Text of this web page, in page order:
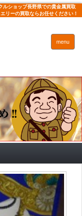
ルショップ長野県での貴金属買取
リーの買取ならお任せください！
menu